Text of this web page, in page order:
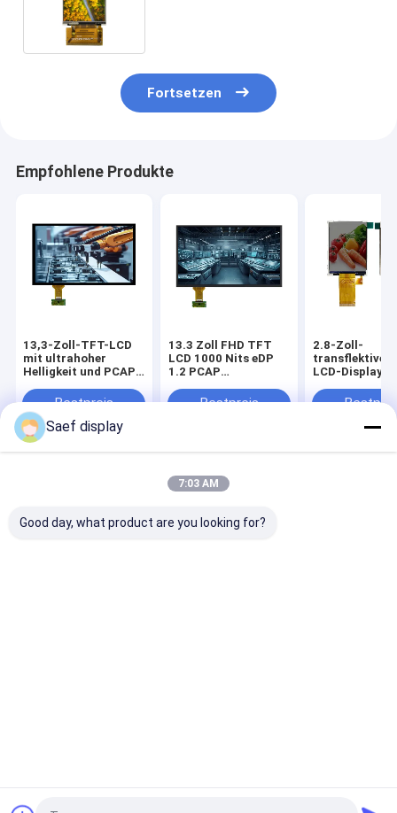
Fortsetzen
Empfohlene Produkte
13,3-Zoll-TFT-LCD
mit ultrahoher
Helligkeit und PCAP |
Schnittstelle |
Sonnenlichtlesbares
Anzeigemodul mit
2000 Nits
Bestpreis
13.3 Zoll FHD TFT
LCD 1000 Nits eDP
1.2 PCAP
Industrieanwendung
Bestpreis
2.8-Zoll-
transflektiver
LCD-Display-
MCU/SPI.
Sitemap
Privacy Policy
Shenzhen Saef Technology Ltd.. All Rights Reserved.
Saef display
7:03 AM
Good day, what product are you looking for?